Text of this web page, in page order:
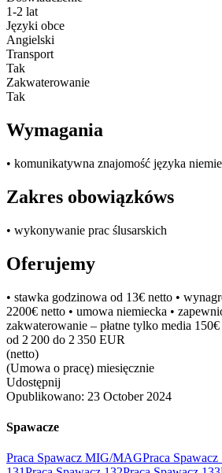
1-2 lat
Języki obce
Angielski
Transport
Tak
Zakwaterowanie
Tak
Wymagania
• komunikatywna znajomość języka
Zakres obowiązkóws
• wykonywanie prac ślusarskich
Oferujemy
• stawka godzinowa od 13€ netto •
2200€ netto • umowa niemiecka •
zakwaterowanie – płatne tylko media 150€
od 2 200 do 2 350 EUR
(netto)
(Umowa o pracę) miesięcznie
Udostępnij
Opublikowano: 23 October 2024
Spawacze
Praca Spawacz MIG/MAGPraca Spawacz